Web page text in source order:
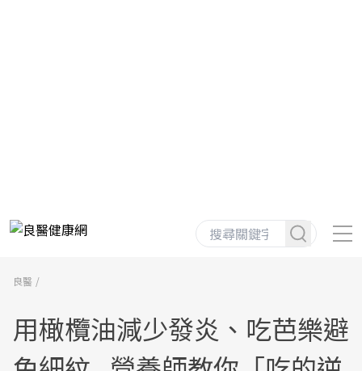
良醫
用橄欖油減少發炎、吃芭樂避